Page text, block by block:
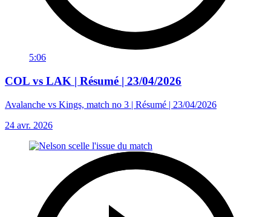
5:06
COL vs LAK | Résumé | 23/04/2026
Avalanche vs Kings, match no 3 | Résumé | 23/04/2026
24 avr. 2026